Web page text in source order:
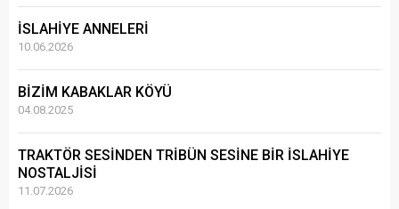
İSLAHİYE ANNELERİ
10.06.2026
BİZİM KABAKLAR KÖYÜ
04.08.2025
TRAKTÖR SESİNDEN TRİBÜN SESİNE BİR İSLAHİYE
NOSTALJİSİ
11.07.2026